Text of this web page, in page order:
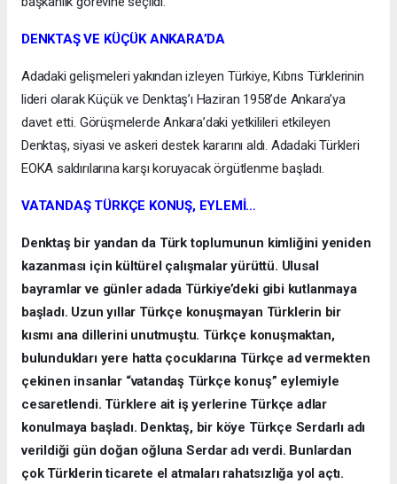
DENKTAŞ VE KÜÇÜK ANKARA’DA
Adadaki gelişmeleri yakından izleyen Türkiye, Kıbrıs Türklerinin
lideri olarak Küçük ve Denktaş’ı Haziran 1958’de Ankara’ya
davet etti. Görüşmelerde Ankara’daki yetkilileri etkileyen
Denktaş, siyasi ve askeri destek kararını aldı. Adadaki Türkleri
EOKA saldırılarına karşı koruyacak örgütlenme başladı.
VATANDAŞ TÜRKÇE KONUŞ, EYLEMİ…
Denktaş bir yandan da Türk toplumunun kimliğini yeniden
kazanması için kültürel çalışmalar yürüttü. Ulusal
bayramlar ve günler adada Türkiye’deki gibi kutlanmaya
başladı. Uzun yıllar Türkçe konuşmayan Türklerin bir
kısmı ana dillerini unutmuştu. Türkçe konuşmaktan,
bulundukları yere hatta çocuklarına Türkçe ad vermekten
çekinen insanlar “vatandaş Türkçe konuş” eylemiyle
cesaretlendi. Türklere ait iş yerlerine Türkçe adlar
konulmaya başladı. Denktaş, bir köye Türkçe Serdarlı adı
verildiği gün doğan oğluna Serdar adı verdi. Bunlardan
çok Türklerin ticarete el atmaları rahatsızlığa yol açtı.